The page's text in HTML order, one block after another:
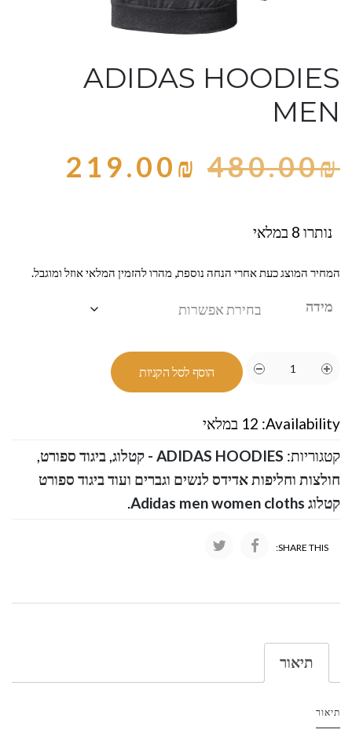
ADIDAS HOODIES
MEN
480.00₪
219.00₪
נותרו 8 במלאי
המחיר המוצג כעת אחרי הנחה נוספת, מהרו להזמין המלאי אוזל ומוגבל.
מידה
הוסף לסל הקניות
Availability: 12 במלאי
קטגוריות: ADIDAS HOODIES - קטלוג ,ביגוד ספורט,
חולצות וחליפות אדידס לנשים וגברים ועוד ביגוד ספורט
קטלוג Adidas men women cloths
.
SHARE THIS:
תיאור
תיאור